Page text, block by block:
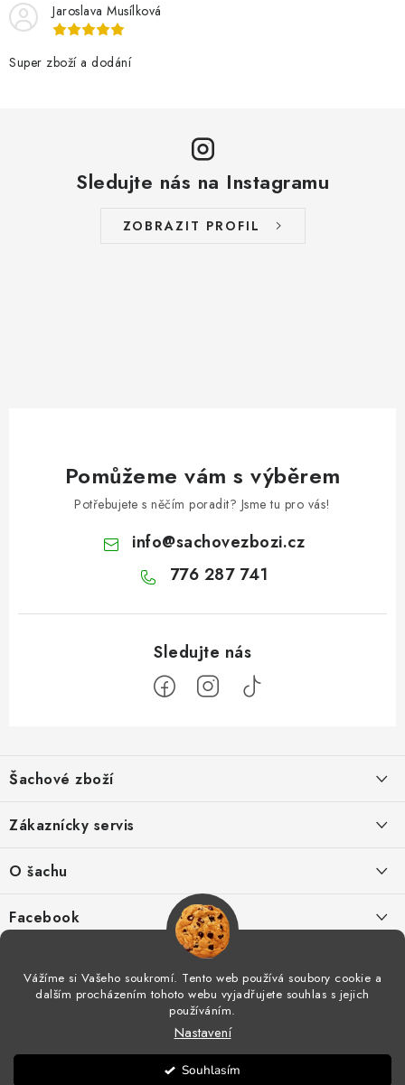
Vážíme si Vašeho soukromí. Tento web používá soubory cookie a
dalším procházením tohoto webu vyjadřujete souhlas s jejich
používáním.
Nastavení
Souhlasím
Jaroslava Musílková
Super zboží a dodání
Sledujte nás na Instagramu
ZOBRAZIT PROFIL
Pomůžeme vám s výběrem
Potřebujete s něčím poradit? Jsme tu pro vás!
info@sachovezbozi.cz
776 287 741
á
p
a
Šachové zboží
Spolupráce
Zákaznícky servis
Výhody nákupu u nás
Odstoupení od smlouvy
O šachu
Šachový tréning
Facebook
Vytvořil Shoptet
Copyright 2026Šachové zboží. Všechna práva vyhrazena.